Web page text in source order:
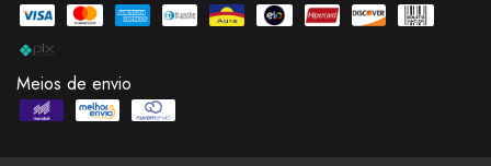
Meios de envio